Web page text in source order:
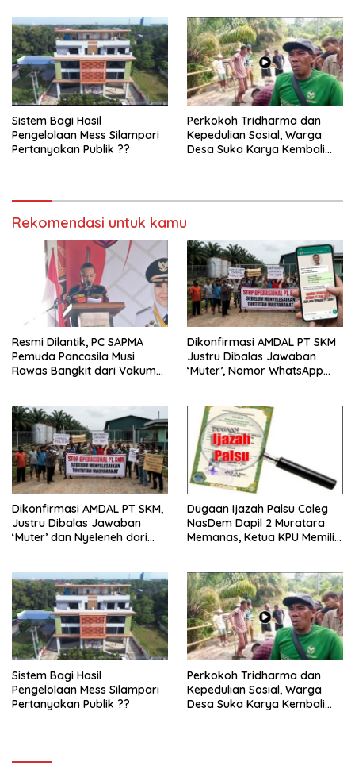
Sistem Bagi Hasil
Pengelolaan Mess Silampari
Pertanyakan Publik ??
Perkokoh Tridharma dan
Kepedulian Sosial, Warga
Desa Suka Karya Kembali
Rekomendasi untuk kamu
Resmi Dilantik, PC SAPMA
Pemuda Pancasila Musi
Rawas Bangkit dari Vakum
Dikonfirmasi AMDAL PT SKM
Justru Dibalas Jawaban
‘Muter’, Nomor WhatsApp
Dikonfirmasi AMDAL PT SKM,
Justru Dibalas Jawaban
‘Muter’ dan Nyeleneh dari
Dugaan Ijazah Palsu Caleg
NasDem Dapil 2 Muratara
Memanas, Ketua KPU Memilih
Sistem Bagi Hasil
Pengelolaan Mess Silampari
Pertanyakan Publik ??
Perkokoh Tridharma dan
Kepedulian Sosial, Warga
Desa Suka Karya Kembali